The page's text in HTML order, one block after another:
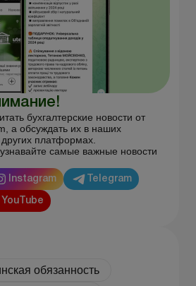
бухгалтерские новости от
а обсуждать их в наших
платформах.
самые важные новости
Instagram Telegram
YouTube
обязанность